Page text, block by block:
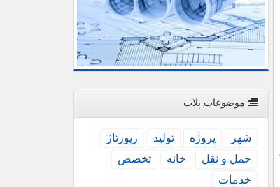
موضوعات پلات
شهر پروژه تولید
رپورتاژ
حمل و نقل
خانه
تخصص
خدمات